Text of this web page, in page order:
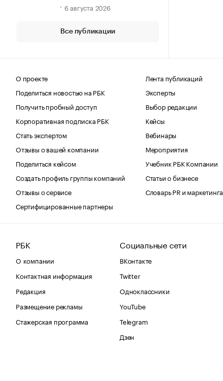
6 августа 2026
Все публикации
О проекте
Поделиться новостью на РБК
Получить пробный доступ
Корпоративная подписка РБК
Стать экспертом
Отзывы о вашей компании
Поделиться кейсом
Создать профиль группы компаний
Отзывы о сервисе
Сертифицированные партнеры
Лента публикаций
Эксперты
Выбор редакции
Кейсы
Вебинары
Мероприятия
Учебник РБК Компании
Статьи о бизнесе
Словарь PR и маркетинга
РБК
О компании
Контактная информация
Редакция
Размещение рекламы
Стажерская программа
Социальные сети
ВКонтакте
Twitter
Одноклассники
YouTube
Telegram
Дзен